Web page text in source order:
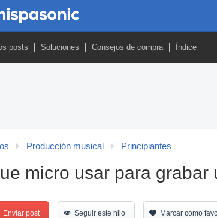
posts Soluciones Consejos de compra Índice
Producción musical Principiantes
micro usar para
Enviar post Seguir este hilo Marcar como